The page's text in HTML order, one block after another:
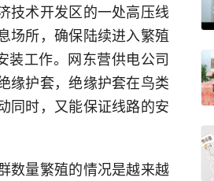
技术开发区的一处高压线
场所，确保陆续进入繁殖
装工作。网东营供电公司
缘护套，绝缘护套在鸟类
同时，又能保证线路的安
数量繁殖的情况是越来越